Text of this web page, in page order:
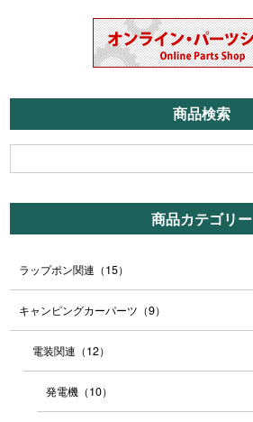
商品検索
商品カテゴリー
ラップポン関連 （15）
キャンピングカーパーツ （9）
電装関連 （12）
発電機 （10）